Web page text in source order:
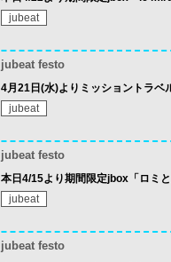
jubeat
jubeat festo
4月21日(水)よりミッショントラベ
jubeat
jubeat festo
本日4/15より期間限定jbox「ロミ
jubeat
jubeat festo